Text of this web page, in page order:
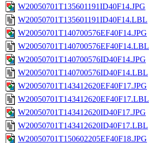
W20050701T135601191ID40F14.JPG
W20050701T135601191ID40F14.LBL
W20050701T140700576EF40F14.JPG
W20050701T140700576EF40F14.LBL
W20050701T140700576ID40F14.JPG
W20050701T140700576ID40F14.LBL
W20050701T143412620EF40F17.JPG
W20050701T143412620EF40F17.LBL
W20050701T143412620ID40F17.JPG
W20050701T143412620ID40F17.LBL
W20050701T150602205EF40F18.JPG